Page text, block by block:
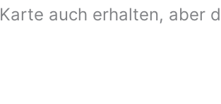
Karte auch erhalten, aber